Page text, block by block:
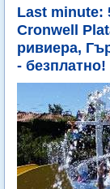
Last minute:
Cronwell
ривиера,
- безплатно!